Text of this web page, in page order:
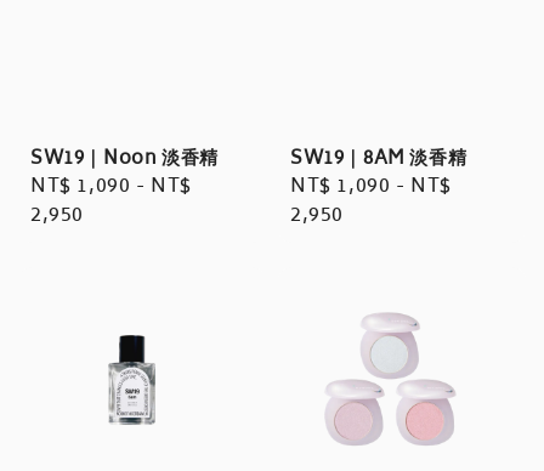
SW19｜Noon 淡香精
Regular
price
NT$ 1,090 - NT$
2,950
SW19｜8AM 淡香精
Regular
price
NT$ 1,090 - NT$
2,950